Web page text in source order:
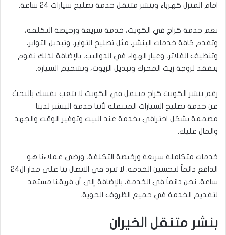
امام المنزل كهرباء وبنشر متنقل خدمة تصليح سيارات 24 ساعة.
نعم خدمة كراج في الكويت، خدمة سريعة ورخيصة التكلفة،
وتقدم كافة خدمات البنشر، مثل تصليح التواير، وتبديل التواير،
وتنظيف الفلاتر، وعيار الهواء في الدواليب، بالإضافة لذلك نقوم
بتفقد لزوجة زيت المحرك وتبديل الزيوت، وتشحيم السيارة.
رقم بنشر الكويت كراج متنقل في الكويت لا تتعب نفسك بالبحث
عن خدمة تصليح السيارات المتنقلة لأننا خدمة البنشر لدينا
مصممة بشكل احترافي بخدمة عند البيت وتوفير الوقت والجهد
والمال عليك.
خدمات متكاملة سريعة ورخيصة التكلفة، ورضى عملاءنا هو
الدافع دائماً لتحسين الخدمة. لا تترد في الاتصال بنا على مدار ال24
ساعة، نحن دائماً في الخدمة، بالإضافة إلى أن فريقنا مستعد
لتقديم الخدمة في جميع الظروف الجوية.
بنشر متنقل الخيران